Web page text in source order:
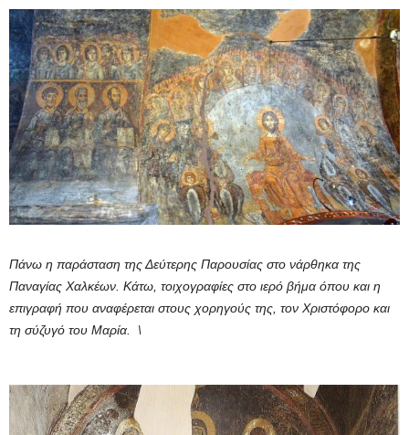
Πάνω η παράσταση της Δεύτερης Παρουσίας στο νάρθηκα της
Παναγίας Χαλκέων. Κάτω, τοιχογραφίες στο ιερό βήμα όπου και η
επιγραφή που αναφέρεται στους χορηγούς της, τον Χριστόφορο και
τη σύζυγό του Μαρία. \